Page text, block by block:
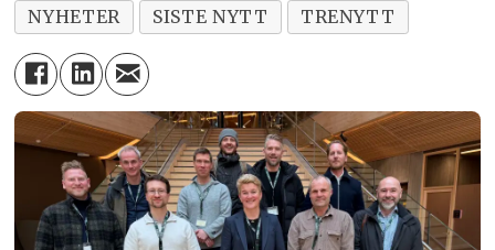
NYHETER
SISTE NYTT TRENYTT